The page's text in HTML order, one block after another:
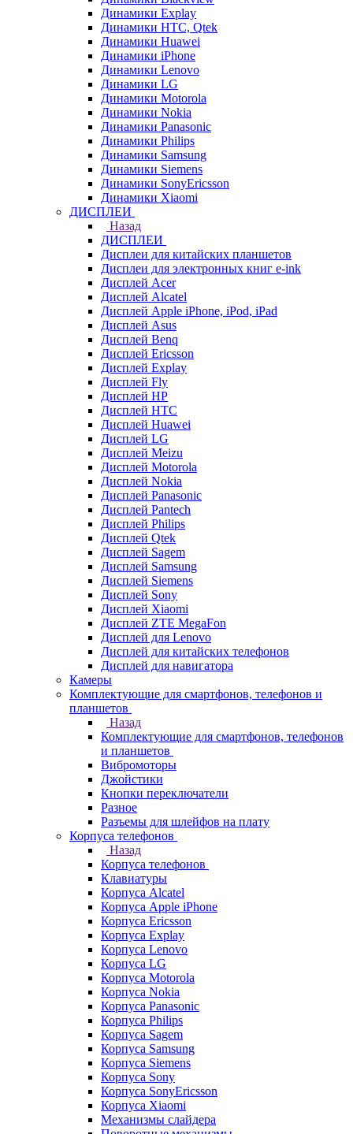
Динамики Explay
Динамики HTC, Qtek
Динамики Huawei
Динамики iPhone
Динамики Lenovo
Динамики LG
Динамики Motorola
Динамики Nokia
Динамики Panasonic
Динамики Philips
Динамики Samsung
Динамики Siemens
Динамики SonyEricsson
Динамики Xiaomi
ДИСПЛЕИ
Назад
ДИСПЛЕИ
Дисплеи для китайских планшетов
Дисплеи для электронных книг e-ink
Дисплей Acer
Дисплей Alcatel
Дисплей Apple iPhone, iPod, iPad
Дисплей Asus
Дисплей Benq
Дисплей Ericsson
Дисплей Explay
Дисплей Fly
Дисплей HP
Дисплей HTC
Дисплей Huawei
Дисплей LG
Дисплей Meizu
Дисплей Motorola
Дисплей Nokia
Дисплей Panasonic
Дисплей Pantech
Дисплей Philips
Дисплей Qtek
Дисплей Sagem
Дисплей Samsung
Дисплей Siemens
Дисплей Sony
Дисплей Xiaomi
Дисплей ZTE MegaFon
Дисплей для Lenovo
Дисплей для китайских телефонов
Дисплей для навигатора
Камеры
Комплектующие для смартфонов, телефонов и
планшетов
Назад
Комплектующие для смартфонов, телефонов
и планшетов
Вибромоторы
Джойстики
Кнопки переключатели
Разное
Разъемы для шлейфов на плату
Корпуса телефонов
Назад
Корпуса телефонов
Клавиатуры
Корпуса Alcatel
Корпуса Apple iPhone
Корпуса Ericsson
Корпуса Explay
Корпуса Lenovo
Корпуса LG
Корпуса Motorola
Корпуса Nokia
Корпуса Panasonic
Корпуса Philips
Корпуса Sagem
Корпуса Samsung
Корпуса Siemens
Корпуса Sony
Корпуса SonyEricsson
Корпуса Xiaomi
Механизмы слайдера